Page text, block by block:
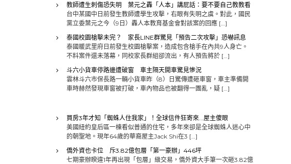
教師遭生刺傷恐失明 葉元之轟「人本」講屁話：要不要自己教教看
台中某國中日前發生教師遭學生攻擊，右眼有失明之虞。對此，國民
黨立委葉元之今（9日）轟人本教育基金會對該案的回應 […]
泰國校園槍擊未完？ 家長LINE群驚見「預告二次攻擊」恐嚇訊息
泰國暖武里府日前發生校園槍擊案，造成包含槍手在內共9人身亡。
不料案件還未落幕，同校家長群組卻流出，有人預告將於 […]
斗六小貨車停路邊遭破窗 車主隔天開車驚見慘況
雲林斗六市保長路一輛小貨車昨（8）日驚傳遭砸車窗，車主準備開
車時赫然發現車窗被打破，車內物品也被翻得一團亂，疑 […]
買房3年才知「蜘蛛人住我家」！全球信件狂寄來...屋主傻眼
美國紐約皇后區一棟看似普通的住宅，多年來卻是全球蜘蛛人迷心中
的朝聖地。現年64歲的華裔屋主Jack Shi在3 […]
僑外資也卡位 斥3.82億包層「第一豪辦」446坪
七期豪辦睽違1年再出現「包層」級交易，僑外資大手筆一次砸3.82億